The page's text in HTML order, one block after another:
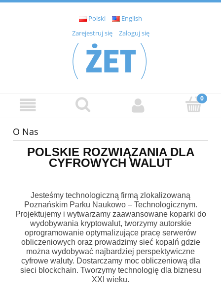
Polski
English
Zarejestruj się
Zaloguj się
O Nas
POLSKIE ROZWIĄZANIA DLA
CYFROWYCH WALUT
Jesteśmy technologiczną firmą zlokalizowaną
Poznańskim Parku Naukowo – Technologicznym.
Projektujemy i wytwarzamy zaawansowane koparki do
wydobywania kryptowalut, tworzymy autorskie
oprogramowanie optymalizujące pracę serwerów
obliczeniowych oraz prowadzimy sieć kopalń gdzie
można wydobywać najbardziej perspektywiczne
cyfrowe waluty. Dostarczamy moc obliczeniową dla
sieci blockchain. Tworzymy technologię dla biznesu
XXI wieku.